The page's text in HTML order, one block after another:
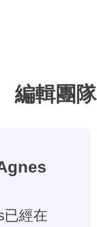
編輯團隊
已經在